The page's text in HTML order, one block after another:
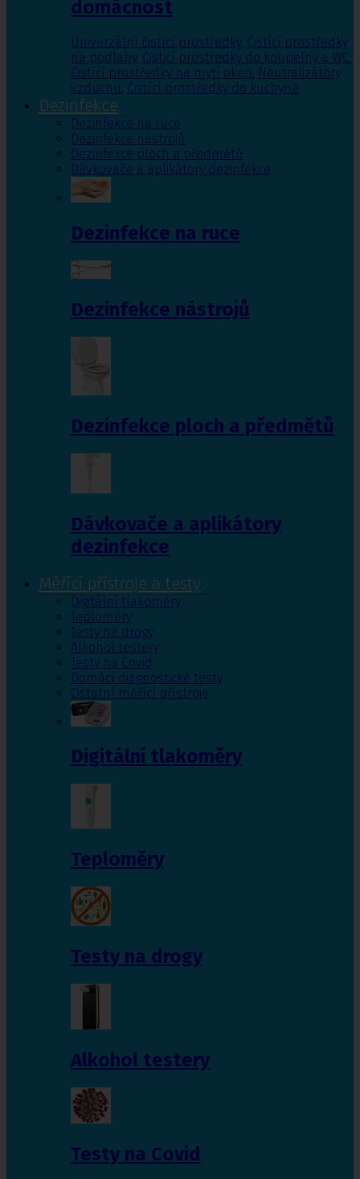
domácnost
Univerzální čistící prostředky, Čistící prostředky
na podlahy, Čisticí prostředky do koupelny a WC,
Čistící prostředky na mytí oken, Neutralizátory
vzduchu, Čistící prostředky do kuchyně
Dezinfekce
Dezinfekce na ruce
Dezinfekce nástrojů
Dezinfekce ploch a předmětů
Dávkovače a aplikátory dezinfekce
Dezinfekce na ruce
Dezinfekce nástrojů
Dezinfekce ploch a předmětů
Dávkovače a aplikátory
dezinfekce
Měřící přístroje a testy
Digitální tlakoměry
Teploměry
Testy na drogy
Alkohol testery
Testy na Covid
Domácí diagnostické testy
Ostatní měřící přístroje
Digitální tlakoměry
Teploměry
Testy na drogy
Alkohol testery
Testy na Covid